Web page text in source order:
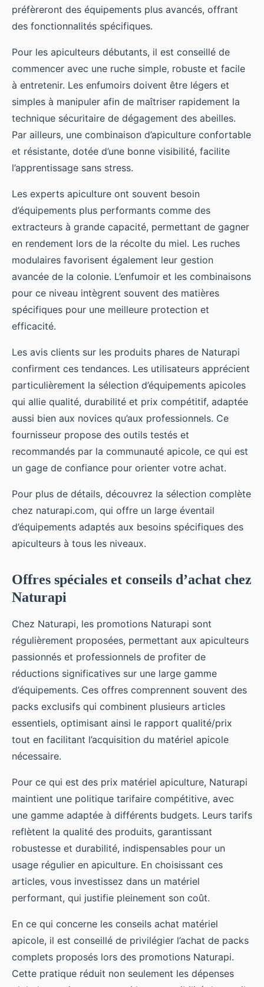
préfèreront des équipements plus avancés, offrant
des fonctionnalités spécifiques.
Pour les apiculteurs débutants, il est conseillé de
commencer avec une ruche simple, robuste et facile
à entretenir. Les enfumoirs doivent être légers et
simples à manipuler afin de maîtriser rapidement la
technique sécuritaire de dégagement des abeilles.
Par ailleurs, une combinaison d’apiculture confortable
et résistante, dotée d’une bonne visibilité, facilite
l’apprentissage sans stress.
Les experts apiculture ont souvent besoin
d’équipements plus performants comme des
extracteurs à grande capacité, permettant de gagner
en rendement lors de la récolte du miel. Les ruches
modulaires favorisent également leur gestion
avancée de la colonie. L’enfumoir et les combinaisons
pour ce niveau intègrent souvent des matières
spécifiques pour une meilleure protection et
efficacité.
Les avis clients sur les produits phares de Naturapi
confirment ces tendances. Les utilisateurs apprécient
particulièrement la sélection d’équipements apicoles
qui allie qualité, durabilité et prix compétitif, adaptée
aussi bien aux novices qu’aux professionnels. Ce
fournisseur propose des outils testés et
recommandés par la communauté apicole, ce qui est
un gage de confiance pour orienter votre achat.
Pour plus de détails, découvrez la sélection complète
chez naturapi.com, qui offre un large éventail
d’équipements adaptés aux besoins spécifiques des
apiculteurs à tous les niveaux.
Offres spéciales et conseils d’achat chez
Naturapi
Chez Naturapi, les promotions Naturapi sont
régulièrement proposées, permettant aux apiculteurs
passionnés et professionnels de profiter de
réductions significatives sur une large gamme
d’équipements. Ces offres comprennent souvent des
packs exclusifs qui combinent plusieurs articles
essentiels, optimisant ainsi le rapport qualité/prix
tout en facilitant l’acquisition du matériel apicole
nécessaire.
Pour ce qui est des prix matériel apiculture, Naturapi
maintient une politique tarifaire compétitive, avec
une gamme adaptée à différents budgets. Leurs tarifs
reflètent la qualité des produits, garantissant
robustesse et durabilité, indispensables pour un
usage régulier en apiculture. En choisissant ces
articles, vous investissez dans un matériel
performant, qui justifie pleinement son coût.
En ce qui concerne les conseils achat matériel
apicole, il est conseillé de privilégier l’achat de packs
complets proposés lors des promotions Naturapi.
Cette pratique réduit non seulement les dépenses